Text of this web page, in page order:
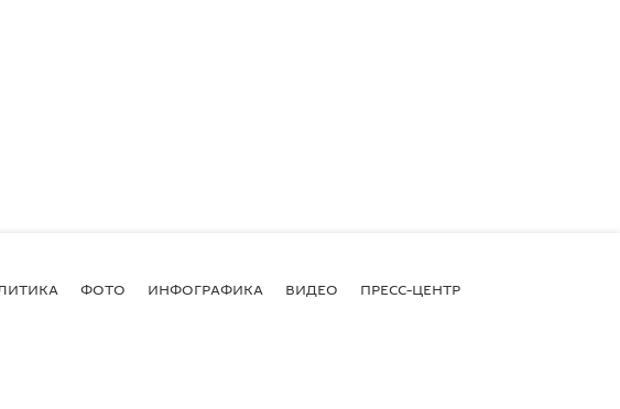
ФОТО ИНФОГРАФИКА ВИДЕО ПРЕСС-ЦЕНТР